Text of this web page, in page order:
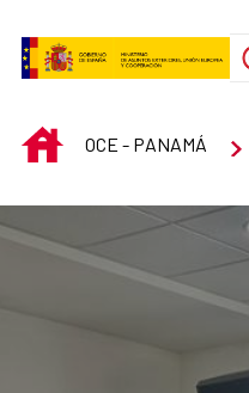
INICIOOCE - PANAMÁ